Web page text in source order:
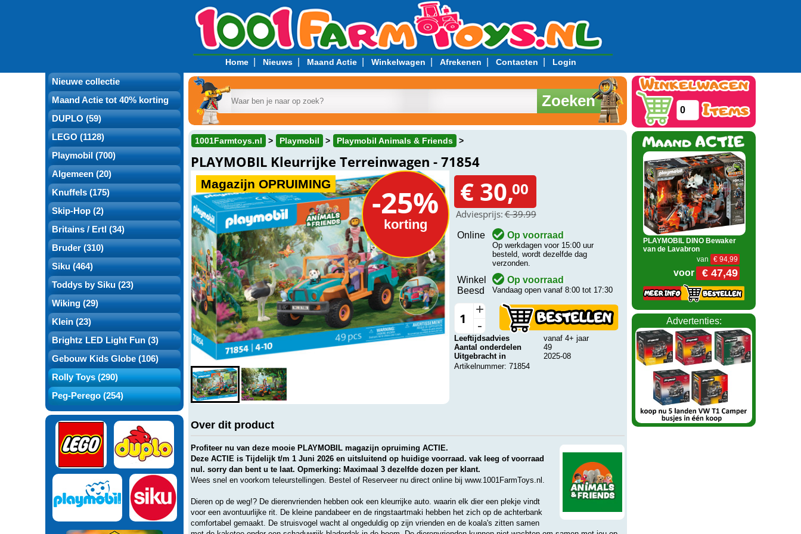
Home| Nieuws| Maand Actie| Winkelwagen Afrekenen Contacten Login
Nieuwe collectie
Maand Actie tot 40% korting
DUPLO (59)
LEGO (1128)
Playmobil (700)
Algemeen (20)
Knuffels (175)
Skip-Hop (2)
Britains / Ertl (34)
Bruder (310)
Siku (464)
Toddys by Siku (23)
Wiking (29)
Klein (23)
Brightz LED Light Fun (3)
Gebouw Kids Globe (106)
Rolly Toys (290)
Peg-Perego (254)
Zoeken
1001Farmtoys.nl Playmobil Playmobil Animals & Friends
PLAYMOBIL Kleurrijke Terreinwagen - 71854
Magazijn OPRUIMING -25%
korting
€ 30,00
Adviesprijs:€ 39.99
Online Op voorraad
Op werkdagen voor 15:00 uur
besteld, wordt dezelfde dag
verzonden.
Winkel
Beesd
Op voorraad
Vandaag open vanaf 8:00 tot 17:30
+
-
Leeftijdsadvies
vanaf 4+ jaar
Aantal onderdelen
49
Uitgebracht in
2025-08
Artikelnummer: 71854
Over dit product
Profiteer nu van deze mooie PLAYMOBIL magazijn opruiming ACTIE.
Deze ACTIE is Tijdelijk t/m 1 Juni 2026 en uitsluitend op huidige voorraad. vak leeg of voorraad
nul. sorry dan bent u te laat. Opmerking: Maximaal 3 dezelfde dozen per klant.
Wees snel en voorkom teleurstellingen. Bestel of Reserveer nu direct online bij www.1001FarmToys.nl.
Dieren op de weg!? De dierenvrienden hebben ook een kleurrijke auto. waarin elk dier een plekje vindt
voor een avontuurlijke rit. De kleine pandabeer en de ringstaartmaki hebben het zich op de achterbank
comfortabel gemaakt. De struisvogel wacht al ongeduldig op zijn vrienden en de koala's zitten samen
0
PLAYMOBIL DINO Bewaker
van de Lavabron
€ 94,99
van
€ 47,49
voor
Advertenties: